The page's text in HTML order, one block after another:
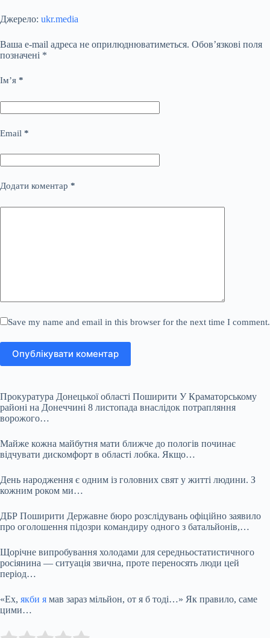
Джерело: ukr.media
Ваша e-mail адреса не оприлюднюватиметься. Обов’язкові поля
позначені *
Ім’я *
Email *
Додати коментар *
Save my name and email in this browser for the next time I comment.
Опублікувати коментар
Прокуратура Донецької області Поширити У Краматорському
районі на Донеччині 8 листопада внаслідок потрапляння
ворожого…
Майже кожна майбутня мати ближче до пологів починає
відчувати дискомфорт в області лобка. Якщо…
День народження є одним із головних свят у житті людини. З
кожним роком ми…
ДБР Поширити Державне бюро розслідувань офіційно заявило
про оголошення підозри командиру одного з батальйонів,…
Щорічне випробування холодами для середньостатистичного
росіянина — ситуація звична, проте переносять люди цей
період…
«Ех, якби я мав зараз мільйон, от я б тоді…» Як правило, саме
цими…